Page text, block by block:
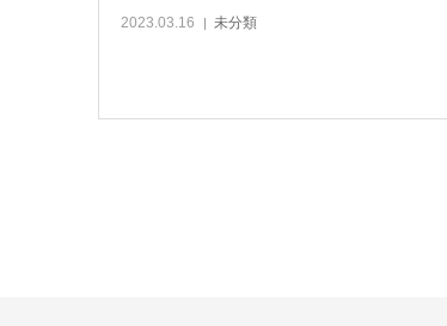
2023.03.16 未分類